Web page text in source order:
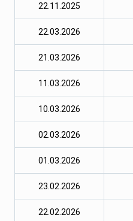
22.11.2025
22.03.2026
21.03.2026
11.03.2026
10.03.2026
02.03.2026
01.03.2026
23.02.2026
22.02.2026